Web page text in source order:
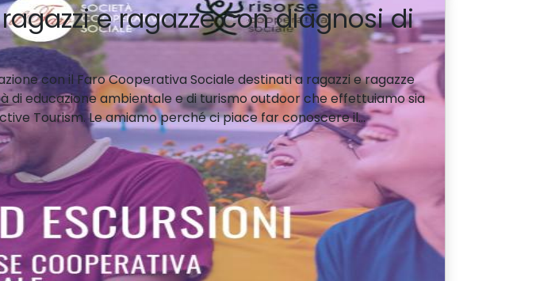
e ragazze con diagnosi di
con il Faro Cooperativa Sociale destinati a ragazzi e ragazze
educazione ambientale e di turismo outdoor che effettuiamo sia
Tourism. Le amiamo perché ci piace far conoscere il...